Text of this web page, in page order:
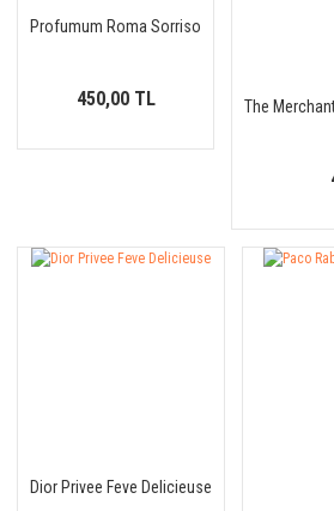
Profumum Roma Sorriso
450,00 TL The
Dior Privee Feve Delicieuse